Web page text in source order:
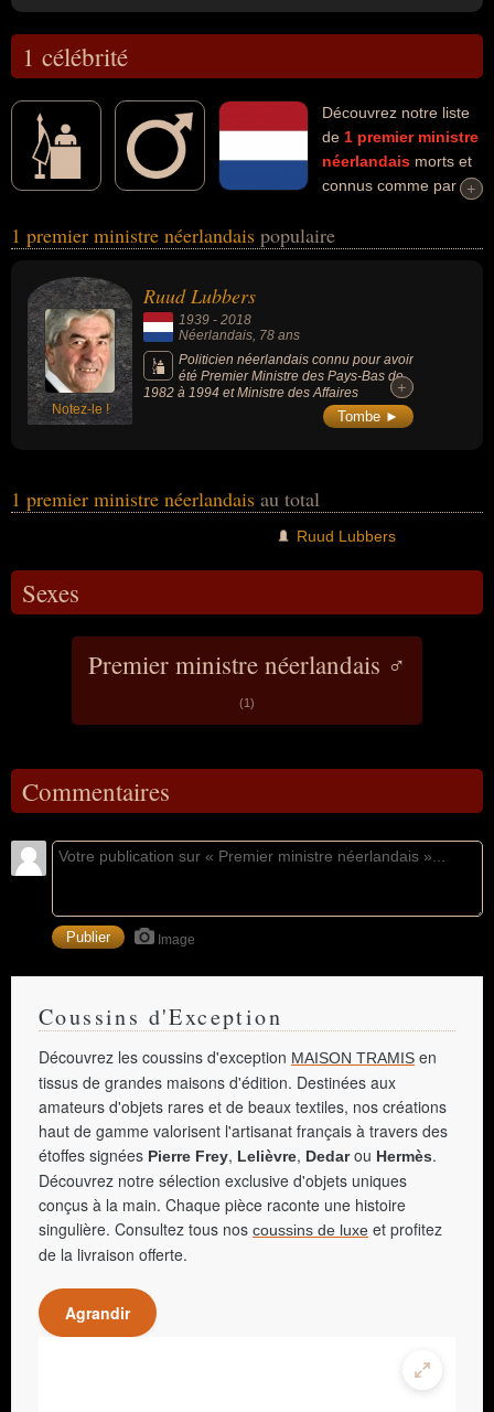
1 célébrité
Découvrez notre liste
de 1 premier ministre
néerlandais morts et
connus comme par
peuvent avoir des liens variés dans les domaines de la politique.
politique ou ministre.
+
+
1 premier ministre néerlandais populaire
Notez-le !
Ruud Lubbers
1939 - 2018
Néerlandais, 78 ans
Politicien néerlandais connu pour avoir
été Premier Ministre des Pays-Bas de
1982 à 1994 et Ministre des Affaires
économiques de 1973 à 1977, mais
également Haut Commissaire des Nations
+
+
Tombe ►
1 premier ministre néerlandais au total
Ruud Lubbers
Sexes
Premier ministre néerlandais ♂
(1)
Commentaires
Image
Coussins d'Exception
Découvrez les coussins d'exception MAISON TRAMIS en
tissus de grandes maisons d'édition. Destinées aux
amateurs d'objets rares et de beaux textiles, nos créations
haut de gamme valorisent l'artisanat français à travers des
étoffes signées Pierre Frey, Lelièvre, Dedarou Hermès.
Découvrez notre sélection exclusive d'objets uniques
conçus à la main. Chaque pièce raconte une histoire
singulière. Consultez tous nos coussins de luxe et profitez
de la livraison offerte.
Agrandir